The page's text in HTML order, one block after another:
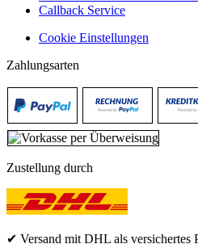
Callback Service
Cookie Einstellungen
Zahlungsarten
Zustellung durch
✔ Versand mit DHL als versichertes